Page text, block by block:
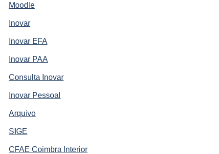
Moodle
Inovar
Inovar EFA
Inovar PAA
Consulta Inovar
Inovar Pessoal
Arquivo
SIGE
CFAE Coimbra Interior